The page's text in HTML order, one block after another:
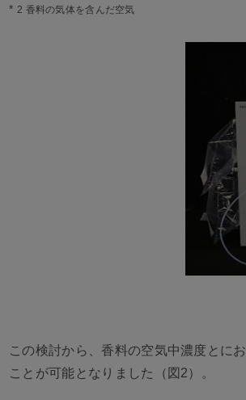
* 2 香料の気体を含んだ空気
この検討から、香料の空気中濃度とに
ことが可能となりました（図2）。